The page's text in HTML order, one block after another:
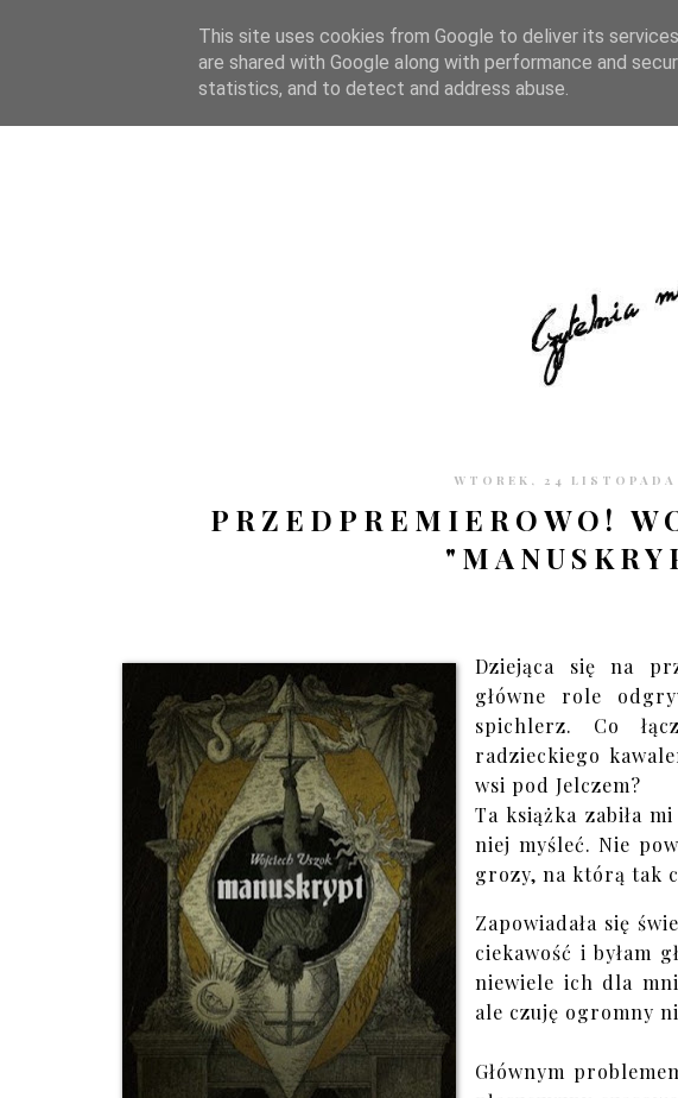
STRONA GŁÓWNA WSPÓŁPRACA RECENZJE O STRONIE
WTOREK, 24
PRZEDPREMIEROWO!
Dziejąca się na
główne role
spichlerz. Co
radzieckiego
wsi pod Jelczem?
Ta książka zabiła
niej myśleć. Nie
grozy, na którą tak
Zapowiadała się
ciekawość i byłam
niewiele ich dla
ale czuję ogromny
Głównym
This site uses cookies from Google to deliver its
are shared with Google along with performance and
statistics, and to detect and address abuse.